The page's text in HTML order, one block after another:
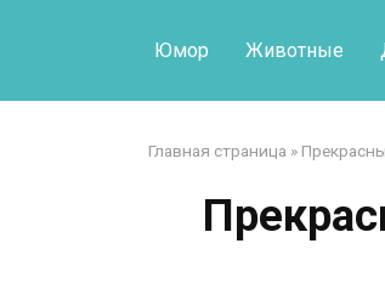
Юмор Животные
Главная страница »